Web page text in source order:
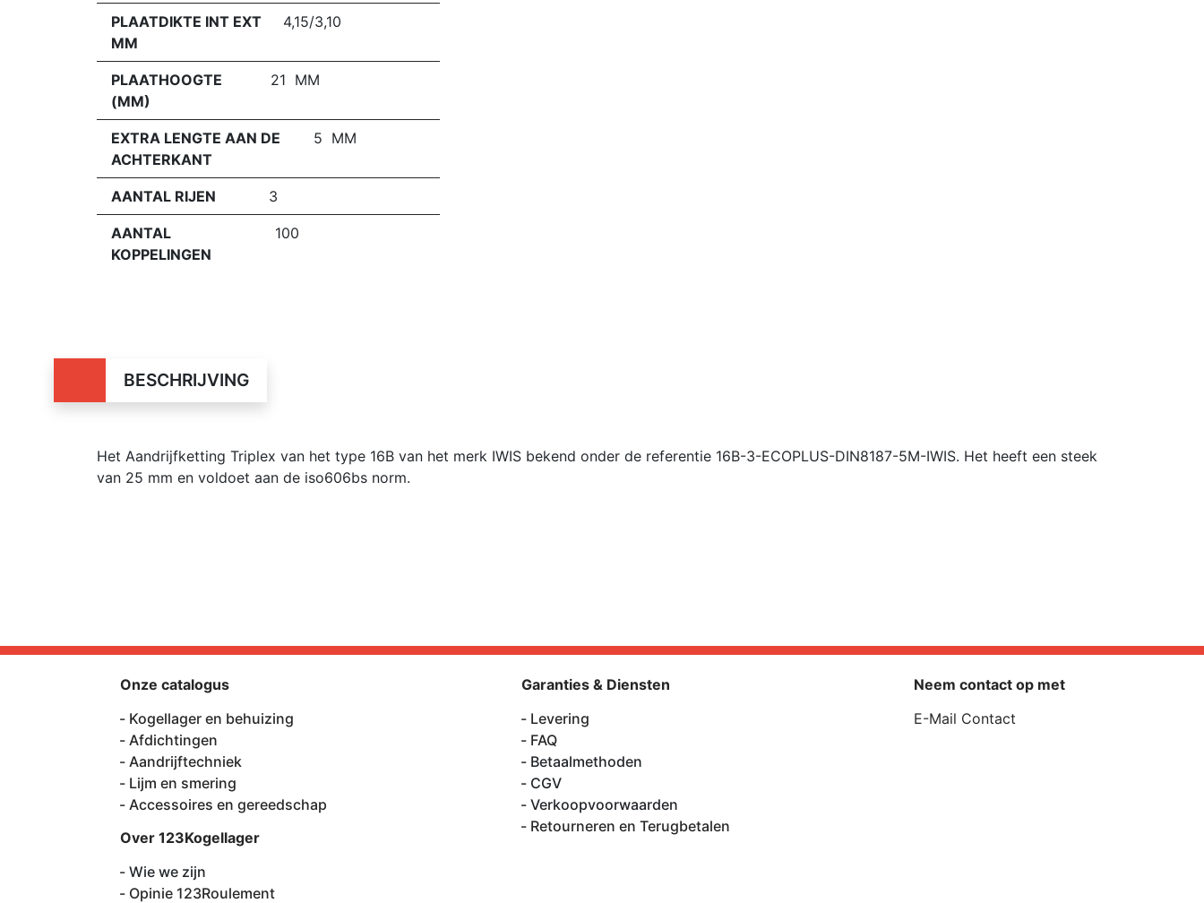
PLAATDIKTE INT EXT
MM
4,15/3,10
PLAATHOOGTE
(MM)
21 MM
EXTRA LENGTE AAN DE
ACHTERKANT
5 MM
AANTAL RIJEN 3
AANTAL
KOPPELINGEN
100
BESCHRIJVING
Het Aandrijfketting Triplex van het type 16B van het merk IWIS bekend onder de referentie 16B-3-ECOPLUS-DIN8187-5M-IWIS. Het heeft een steek
van 25 mm en voldoet aan de iso606bs norm.
Onze catalogus
Kogellager en behuizing
Afdichtingen
Aandrijftechniek
Lijm en smering
Accessoires en gereedschap
Over 123Kogellager
Wie we zijn
Opinie 123Roulement
Garanties & Diensten
Levering
FAQ
Betaalmethoden
CGV
Verkoopvoorwaarden
Retourneren en Terugbetalen
Neem contact op met
E-Mail Contact